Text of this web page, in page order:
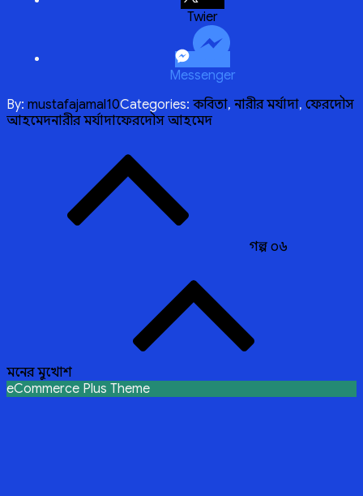
Twitter
Messenger
By: mustafajamal10Categories: কবিতা, নারীর মর্যাদা, ফেরদৌস
আহমেদনারীর মর্যাদাফেরদৌস আহমেদ
গল্প ০৬
মনের মুখোশ
eCommerce Plus Theme